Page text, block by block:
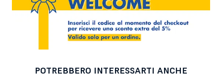
POTREBBERO INTERESSARTI ANCHE